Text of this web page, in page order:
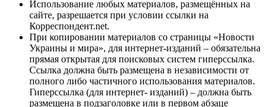
Использование любых материалов, размещённых на
сайте, разрешается при условии ссылки на
Корреспондент.net.
При копировании материалов со страницы «Новости
Украины и мира», для интернет-изданий – обязательна
прямая открытая для поисковых систем гиперссылка.
Ссылка должна быть размещена в независимости от
полного либо частичного использования материалов.
Гиперссылка (для интернет- изданий) – должна быть
размещена в подзаголовке или в первом абзаце